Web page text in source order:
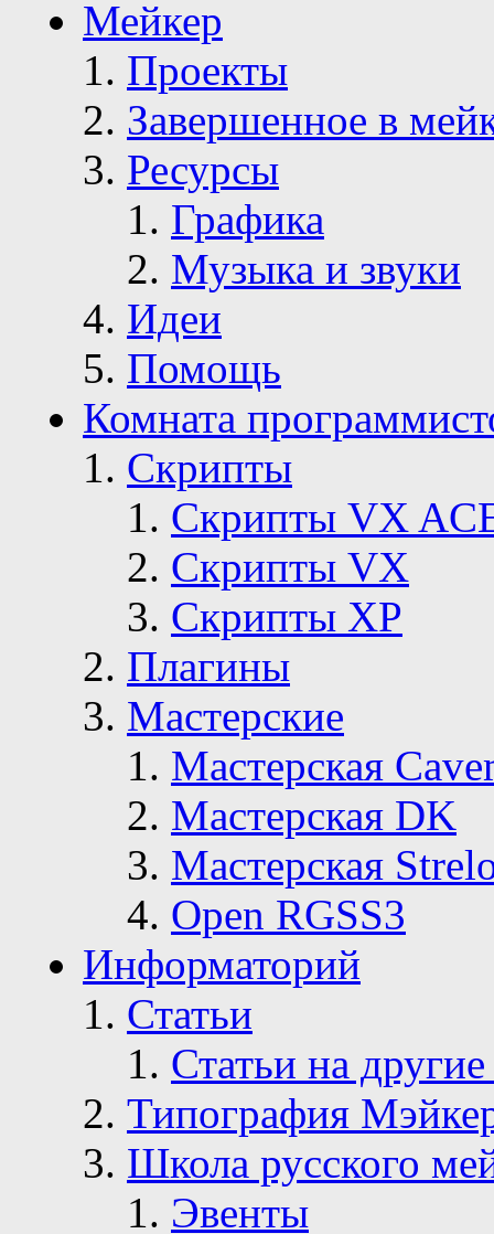
Мейкер
Проекты
Завершенное в
Ресурсы
Графика
Музыка и звуки
Идеи
Помощь
Комната
Скрипты
Скрипты VX
Скрипты VX
Скрипты ХР
Плагины
Мастерские
Мастерская
Мастерская DK
Мастерская
Open RGSS3
Информаторий
Статьи
Статьи на
Типография
Школа русского
Эвенты